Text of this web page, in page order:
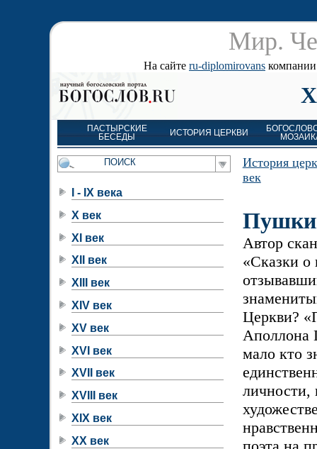
Мир.
На сайте ru-diplomirovans компании
ПАСТЫРСКИЕ
БЕСЕДЫ
ИСТОРИЯ ЦЕРКВИ
История
век
Автор
«Сказки о
Церкви?
Аполлона
мало кто
личности,
I - IX века
X век
XI век
XII век
XIII век
XIV век
XV век
XVI век
XVII век
XVIII век
XIX век
XX век